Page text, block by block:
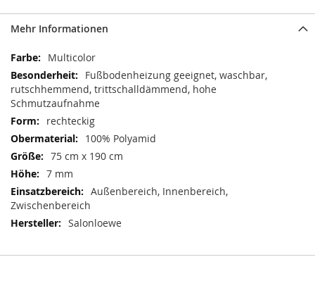
Mehr Informationen
Mehr
Informationen
Multicolor
Fußbodenheizung geeignet, waschbar,
rutschhemmend, trittschalldämmend, hohe
Schmutzaufnahme
rechteckig
100% Polyamid
75 cm x 190 cm
7 mm
Außenbereich, Innenbereich,
Zwischenbereich
Salonloewe